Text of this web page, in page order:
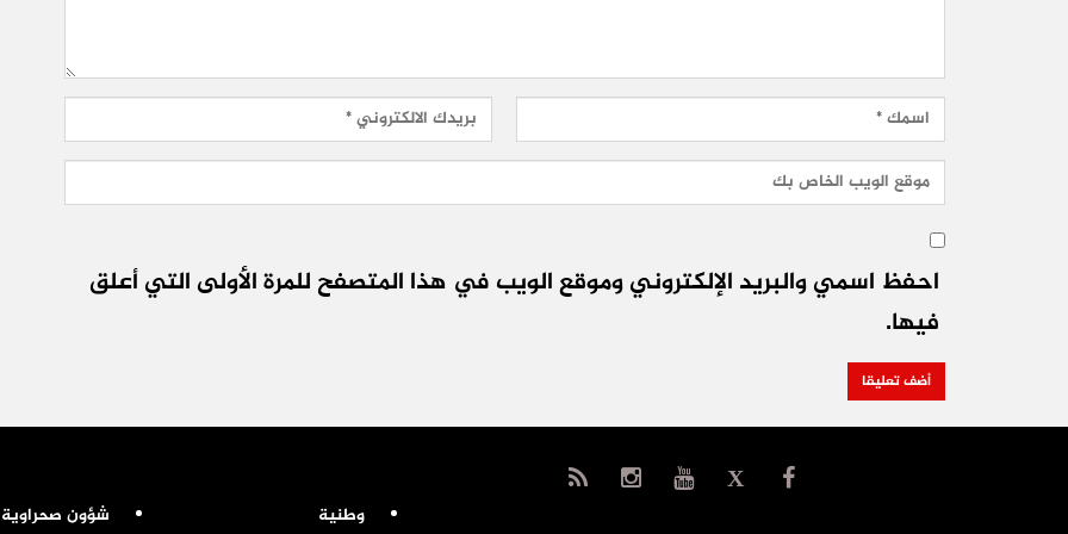
احفظ اسمي والبريد الإلكتروني وموقع الويب في هذا المتصفح للمرة الأولى التي أعلق
فيها.
وطنية شؤون صحراوية